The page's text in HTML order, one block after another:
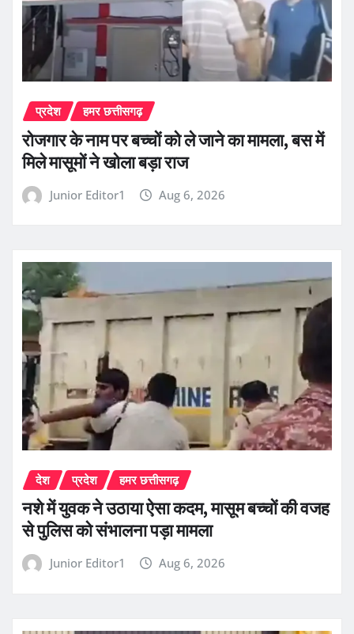
प्रदेश हमर छत्तीसगढ़
रोजगार के नाम पर बच्चों को ले जाने का मामला, बस में
मिले मासूमों ने खोला बड़ा राज
Junior Editor1 Aug 6, 2026
देश प्रदेश हमर छत्तीसगढ़
नशे में युवक ने उठाया ऐसा कदम, मासूम बच्चों की वजह
से पुलिस को संभालना पड़ा मामला
Junior Editor1 Aug 6, 2026